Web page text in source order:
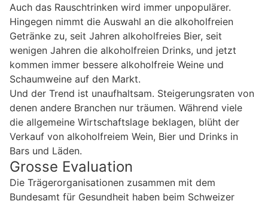
Auch das Rauschtrinken wird immer unpopulärer.
Hingegen nimmt die Auswahl an die alkoholfreien
Getränke zu, seit Jahren alkoholfreies Bier, seit
wenigen Jahren die alkoholfreien Drinks, und jetzt
kommen immer bessere alkoholfreie Weine und
Schaumweine auf den Markt.
Und der Trend ist unaufhaltsam. Steigerungsraten von
denen andere Branchen nur träumen. Während viele
die allgemeine Wirtschaftslage beklagen, blüht der
Verkauf von alkoholfreiem Wein, Bier und Drinks in
Bars und Läden.
Grosse Evaluation
Die Trägerorganisationen zusammen mit dem
Bundesamt für Gesundheit haben beim Schweizer